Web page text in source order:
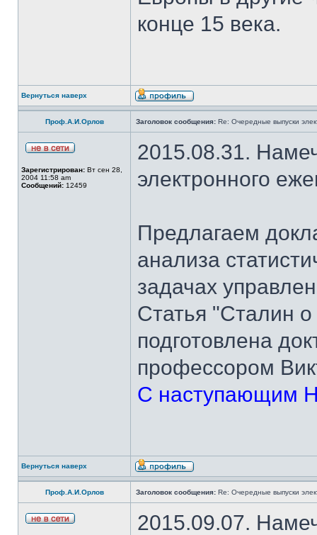
конце 15 века.
Вернуться наверх
Проф.А.И.Орлов Заголовок сообщения: Re: Очередные выпуски
Зарегистрирован: Вт сен 28,
2004 11:58 am
Сообщений: 12459
2015.08.31.
электронного
Предлагаем
анализа
задачах
Статья "Сталин
подготовлена
профессором
С наступающим
Вернуться наверх
Проф.А.И.Орлов Заголовок сообщения: Re: Очередные выпуски
2015.09.07.